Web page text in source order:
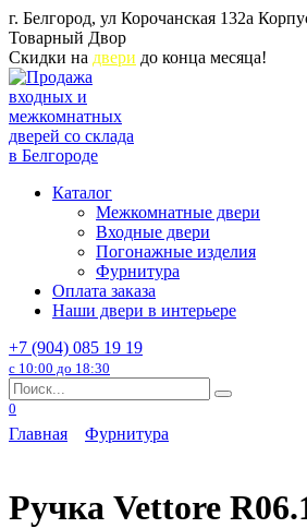
Перейти
к
содержанию
г. Белгород, ул Корочанская 132а
Товарный Двор
Скидки на двери до конца месяца!
Каталог
Межкомнатные двери
Входные двери
Погонажные изделия
Фурнитура
Оплата заказа
Наши двери в интерьере
+7 (904) 085 19 19
с 10:00 до 18:30
Search
for:
0
Главная Фурнитура
Ручка Vettore